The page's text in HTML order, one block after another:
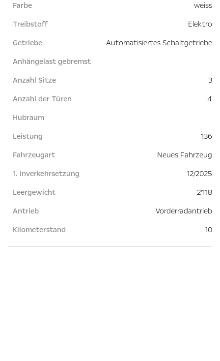
Farbe
weiss
Treibstoff
Elektro
Getriebe
Automatisiertes Schaltgetriebe
Anhängelast gebremst
Anzahl Sitze
3
Anzahl der Türen
4
Hubraum
Leistung
136
Fahrzeugart
Neues Fahrzeug
1. Inverkehrsetzung
12/2025
Leergewicht
2'118
Antrieb
Vorderradantrieb
Kilometerstand
10